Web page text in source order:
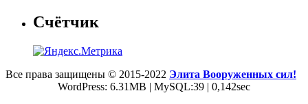
Счётчик
Все права защищены © 2015-2022 Элита Вооруженных сил!
WordPress: 6.31MB | MySQL:39 | 0,142sec